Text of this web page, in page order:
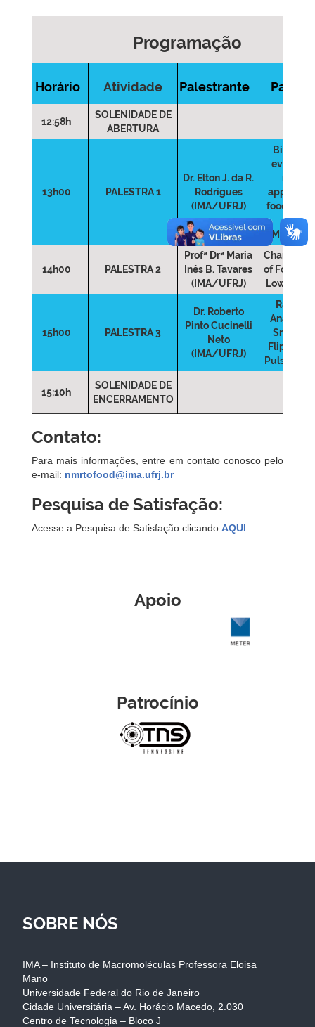
Programação
Horário Atividade Palestrante
12:58h
SOLENIDADE DE
ABERTURA
13h00 PALESTRA 1
Dr. Elton J. da R.
Rodrigues
(IMA/UFRJ)
food
TD-
NMR
14h00 PALESTRA 2
Profª Drª Maria
Inês B. Tavares
(IMA/UFRJ)
of Food
Low-Field
15h00 PALESTRA 3
Dr. Roberto
Pinto Cucinelli
Neto
(IMA/UFRJ)
Rapid
Analysis
Small-
Flip-Flop
Pulse
15:10h
SOLENIDADE DE
ENCERRAMENTO
Contato:
Para mais informações, entre em contato conosco pelo
e-mail: nmrtofood@ima.ufrj.br
Pesquisa de Satisfação:
Acesse a Pesquisa de Satisfação clicando AQUI
Apoio
Patrocínio
SOBRE NÓS
IMA – Instituto de Macromoléculas Professora Eloisa
Mano
Universidade Federal do Rio de Janeiro
Cidade Universitária – Av. Horácio Macedo, 2.030
Centro de Tecnologia – Bloco J